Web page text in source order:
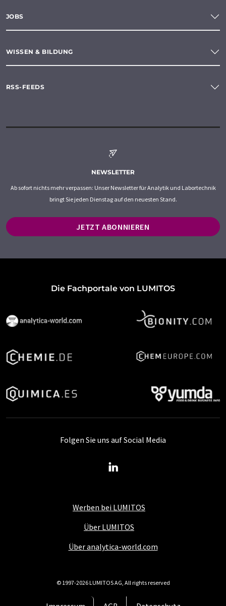
JOBS
WISSEN & BILDUNG
RSS-FEEDS
NEWSLETTER
Ab sofort nichts mehr verpassen: Unser Newsletter für Analytik und Labortechnik
bringt Sie jeden Dienstag auf den neuesten Stand.
JETZT ABONNIEREN
Die Fachportale von LUMITOS
Werben bei LUMITOS
Über LUMITOS
Über analytica-world.com
Folgen Sie uns auf Social Media
© 1997-2026 LUMITOS AG, All rights reserved